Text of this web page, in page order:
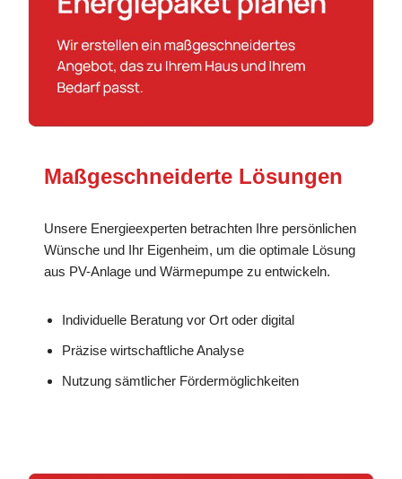
Maßgeschneiderte Lösungen
Unsere Energieexperten betrachten Ihre persönlichen
Wünsche und Ihr Eigenheim, um die optimale Lösung
aus PV-Anlage und Wärmepumpe zu entwickeln.
Individuelle Beratung vor Ort oder digital
Präzise wirtschaftliche Analyse
Nutzung sämtlicher Fördermöglichkeiten